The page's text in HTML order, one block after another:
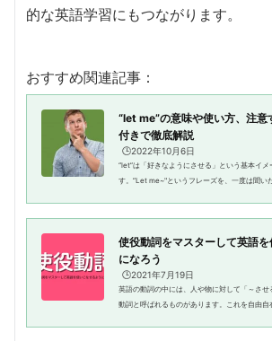
的な英語学習にもつながります。
おすすめ関連記事：
“let me”の意味や使い方、注意
付きで徹底解説
🕒️2022年10月6日
“let”は「好きなようにさせる」という基本イ
す。”Let me~"というフレーズを、一度は聞い
使役動詞をマスターして英語
になろう
🕒️2021年7月19日
英語の動詞の中には、人や物に対して「～さ
動詞と呼ばれるものがあります。これを自由自